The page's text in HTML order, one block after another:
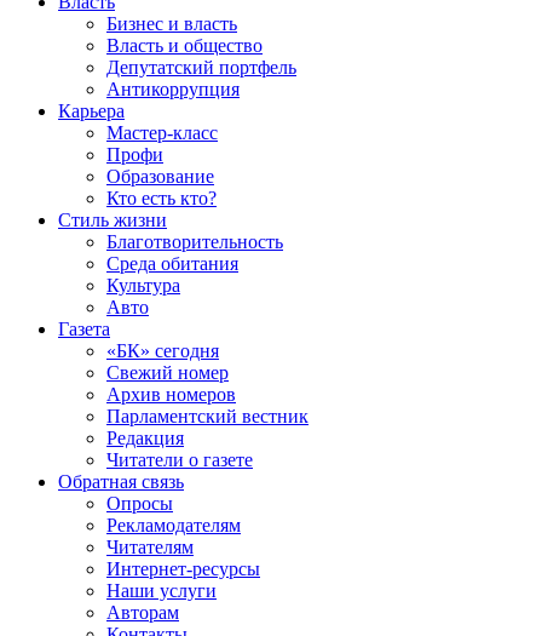
Бизнес и власть
Власть и общество
Депутатский портфель
Антикоррупция
Карьера
Мастер-класс
Профи
Образование
Кто есть кто?
Стиль жизни
Благотворительность
Среда обитания
Культура
Авто
Газета
«БК» сегодня
Свежий номер
Архив номеров
Парламентский вестник
Редакция
Читатели о газете
Обратная связь
Опросы
Рекламодателям
Читателям
Интернет-ресурсы
Наши услуги
Авторам